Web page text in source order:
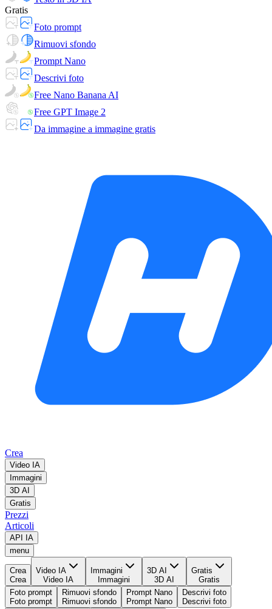
Gratis
Foto prompt
Rimuovi sfondo
Prompt Nano
Descrivi foto
Free Nano Banana AI
Free GPT Image 2
Da immagine a immagine gratis
Crea
Video IA
Immagini
3D AI
Gratis
Prezzi
Articoli
API IA
menu
Crea
Crea
Video IA
Video IA
Immagini
Immagini
3D AI
3D AI
Gratis
Gratis
Foto prompt
Foto prompt
Rimuovi sfondo
Rimuovi sfondo
Prompt Nano
Prompt Nano
Descrivi foto
Descrivi foto